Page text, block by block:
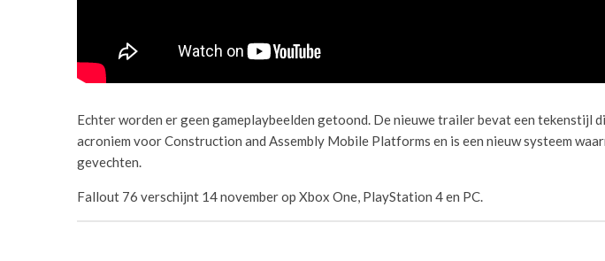
Echter worden er geen gameplaybeelden getoond. De nieuwe trailer bevat een tekenstijl
acroniem voor Construction and Assembly Mobile Platforms en is een nieuw systeem
gevechten.
Fallout 76 verschijnt 14 november op Xbox One, PlayStation 4 en PC.